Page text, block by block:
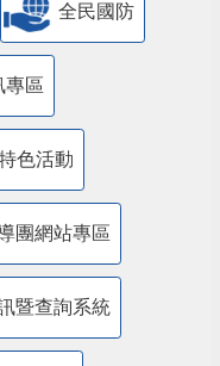
全民國防
專區
色活動
團網站專區
暨查詢系統